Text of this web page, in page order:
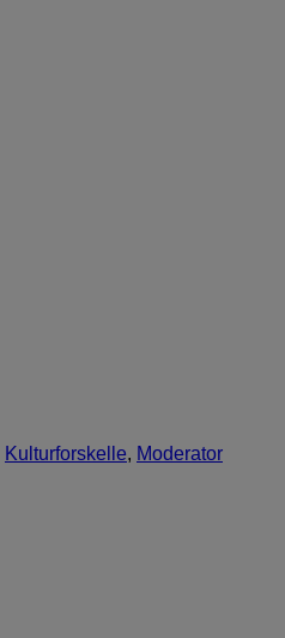
Kulturforskelle, Moderator